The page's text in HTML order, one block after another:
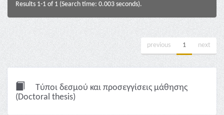
Results 1-1 of 1 (Search time: 0.003 seconds).
previous 1 next
Τύποι δεσμού και προσεγγίσεις μάθησης
(Doctoral thesis)